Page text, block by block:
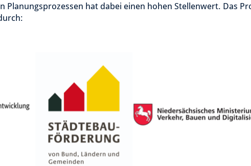
Planungsprozessen hat dabei einen hohen Stellenwert. Das